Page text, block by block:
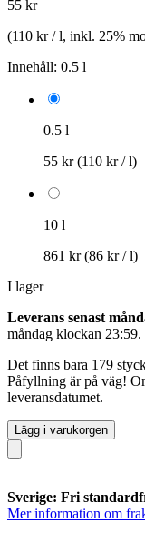
55 kr
(110 kr / l, inkl. 25%
Innehåll: 0.5 l
0.5 l
55 kr(110 kr / l)
10 l
861 kr(86 kr / l)
I lager
Leverans senast
måndag klockan 23:59.
Det finns bara 179
Påfyllning är på väg!
leveransdatumet.
Lägg i varukorgen
Sverige: Fri
Mer information om